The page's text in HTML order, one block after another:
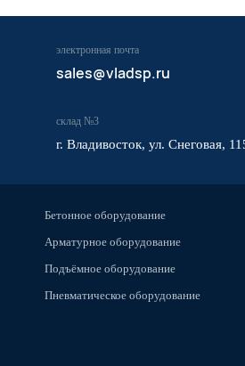
электронная почта
sales@vladsp.ru
склад №3
г. Владивосток, ул. Снеговая,
Бетонное оборудование
Арматурное оборудование
Подъёмное оборудование
Пневматическое оборудование